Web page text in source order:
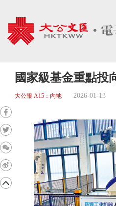
國家級基金重點投
大公報 A15：內地 2026-01-13